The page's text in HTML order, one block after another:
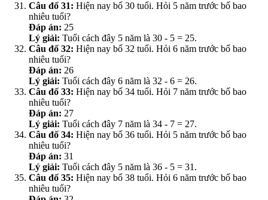
Câu đố 31: Hiện nay bố 30 tuổi. Hỏi 5 năm trước bố bao
nhiêu tuổi?
Đáp án: 25
Lý giải: Tuổi cách đây 5 năm là 30 - 5 = 25.
Câu đố 32: Hiện nay bố 32 tuổi. Hỏi 6 năm trước bố bao
nhiêu tuổi?
Đáp án: 26
Lý giải: Tuổi cách đây 6 năm là 32 - 6 = 26.
Câu đố 33: Hiện nay bố 34 tuổi. Hỏi 7 năm trước bố bao
nhiêu tuổi?
Đáp án: 27
Lý giải: Tuổi cách đây 7 năm là 34 - 7 = 27.
Câu đố 34: Hiện nay bố 36 tuổi. Hỏi 5 năm trước bố bao
nhiêu tuổi?
Đáp án: 31
Lý giải: Tuổi cách đây 5 năm là 36 - 5 = 31.
Câu đố 35: Hiện nay bố 38 tuổi. Hỏi 6 năm trước bố bao
nhiêu tuổi?